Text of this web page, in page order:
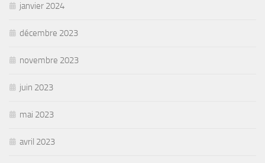
janvier 2024
décembre 2023
novembre 2023
juin 2023
mai 2023
avril 2023